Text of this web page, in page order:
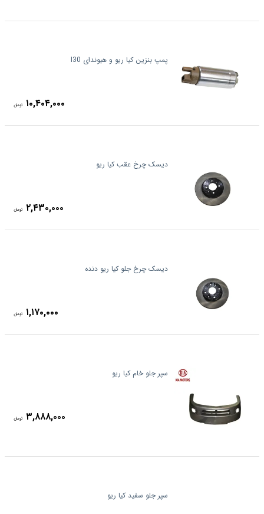
پمپ بنزین کیا ریو و هیوندای I30
۱۰,۴۰۴,۰۰۰ تومان
دیسک چرخ عقب کیا ریو
۲,۴۳۰,۰۰۰ تومان
دیسک چرخ جلو کیا ریو دنده
۱,۱۷۰,۰۰۰ تومان
سپر جلو خام کیا ریو
۳,۸۸۸,۰۰۰ تومان
سپر جلو سفید کیا ریو